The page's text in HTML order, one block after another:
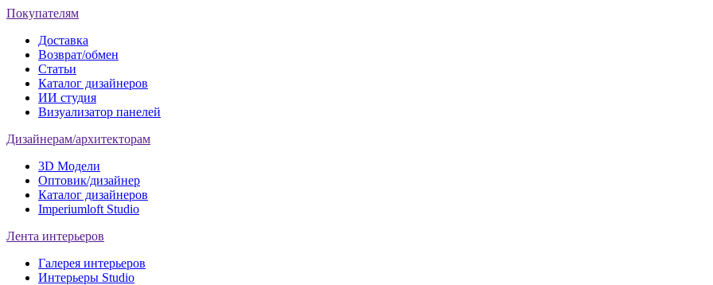
Покупателям
Доставка
Возврат/обмен
Статьи
Каталог дизайнеров
ИИ студия
Визуализатор панелей
Дизайнерам/архитекторам
3D Модели
Оптовик/дизайнер
Каталог дизайнеров
Imperiumloft Studio
Лента интерьеров
Галерея интерьеров
Интерьеры Studio